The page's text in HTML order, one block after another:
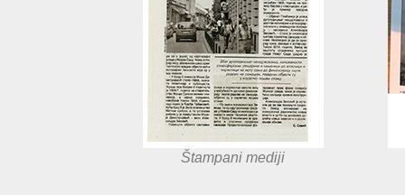
Štampani mediji